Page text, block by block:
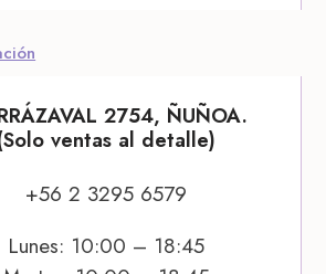
2754, ÑUÑOA.
ventas al detalle)
+56 2 3295 6579
Lunes: 10:00 – 18:45